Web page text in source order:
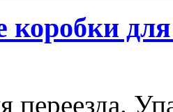
для
переезда.